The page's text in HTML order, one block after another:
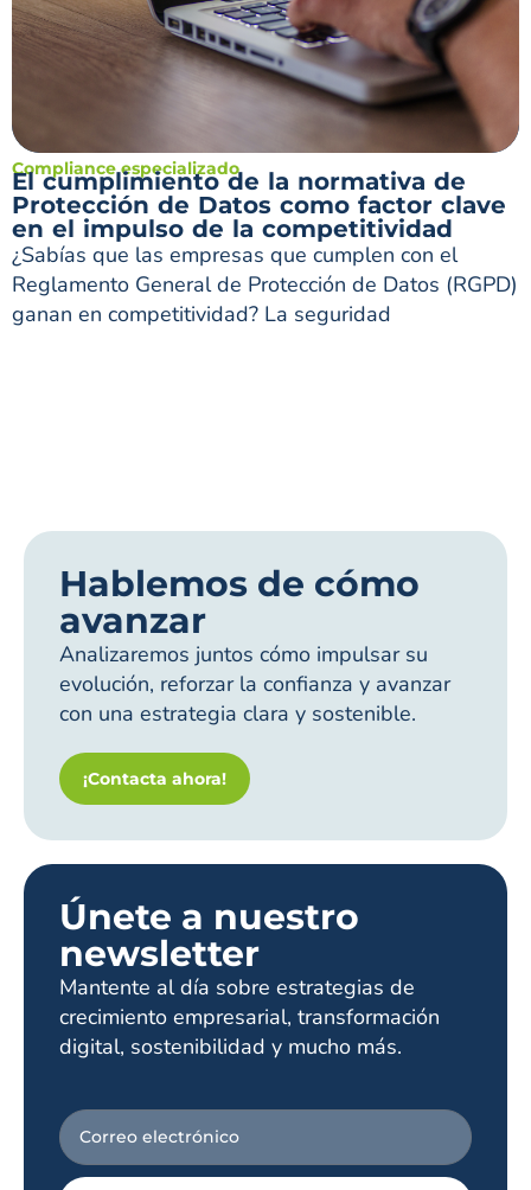
Compliance especializado
El cumplimiento de la normativa de
Protección de Datos como factor clave
en el impulso de la competitividad
¿Sabías que las empresas que cumplen con el
Reglamento General de Protección de Datos (RGPD)
ganan en competitividad? La seguridad
Hablemos de cómo
avanzar
Analizaremos juntos cómo impulsar su
evolución, reforzar la confianza y avanzar
con una estrategia clara y sostenible.
¡Contacta ahora!
Únete a nuestro
newsletter
Mantente al día sobre estrategias de
crecimiento empresarial, transformación
digital, sostenibilidad y mucho más.